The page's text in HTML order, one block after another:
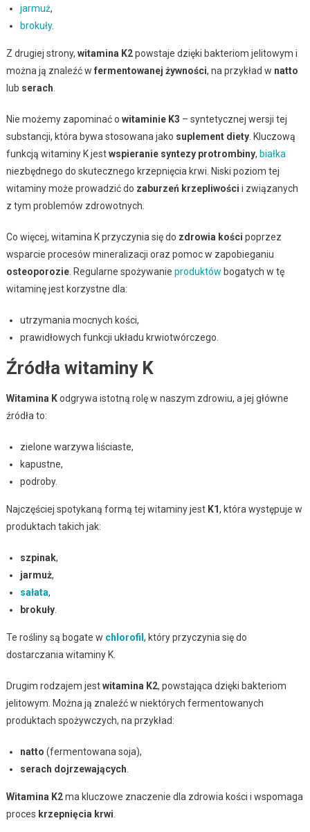
jarmuż,
brokuły.
Z drugiej strony, witamina K2powstaje dzięki bakteriom jelitowym i
można ją znaleźć w fermentowanej żywności, na przykład w natto
lub serach
Nie możemy zapominać o witaminie K3 – syntetycznej wersji tej
substancji, która bywa stosowana jako suplement diety. Kluczową
funkcją witaminy K jestwspieranie syntezy protrombiny, białka
niezbędnego do skutecznego krzepnięcia krwi. Niski poziom tej
witaminy może prowadzić do zaburzeń krzepliwości i związanych
z tym problemów zdrowotnych.
Co więcej, witamina K przyczynia się do zdrowia kości poprzez
wsparcie procesów mineralizacji oraz pomoc w zapobieganiu
osteoporozie. Regularne spożywanie produktów bogatych w tę
witaminę jest korzystne dla:
utrzymania mocnych kości,
prawidłowych funkcji układu krwiotwórczego.
Źródła witaminy K
Witamina Kodgrywa istotną rolę w naszym zdrowiu, a jej główne
źródła to:
zielone warzywa liściaste,
kapustne,
podroby.
Najczęściej spotykaną formą tej witaminy jest K1, która występuje w
produktach takich jak:
szpinak,
jarmuż,
sałata,
brokuły.
Te rośliny są bogate w chlorofil , który przyczynia się do
dostarczania witaminy K.
Drugim rodzajem jestwitamina K2, powstająca dzięki bakteriom
jelitowym. Można ją znaleźć w niektórych fermentowanych
produktach spożywczych, na przykład:
natto (fermentowana soja),
serach dojrzewających
Witamina K2ma kluczowe znaczenie dla zdrowia kości i wspomaga
proces krzepnięcia krwi